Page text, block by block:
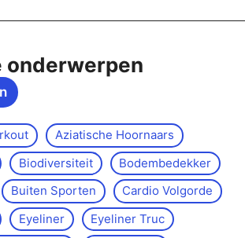
onderwerpen
Aziatische Hoornaars
Biodiversiteit
Bodembedekker
Buiten Sporten
Cardio Volgorde
Eyeliner
Eyeliner Truc